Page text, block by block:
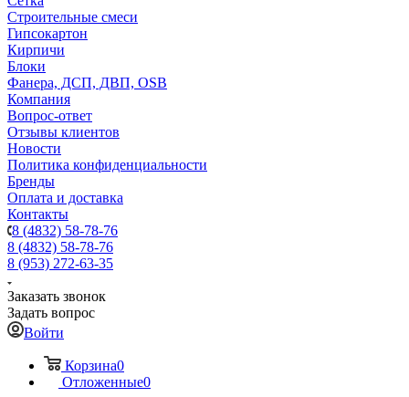
Строительные смеси
Гипсокартон
Кирпичи
Блоки
Фанера, ДСП, ДВП, OSB
Компания
Вопрос-ответ
Отзывы клиентов
Новости
Политика конфиденциальности
Бренды
Оплата и доставка
Контакты
8 (4832) 58-78-76
8 (4832) 58-78-76
8 (953) 272-63-35
Заказать звонок
Задать вопрос
Войти
Корзина0
Отложенные0